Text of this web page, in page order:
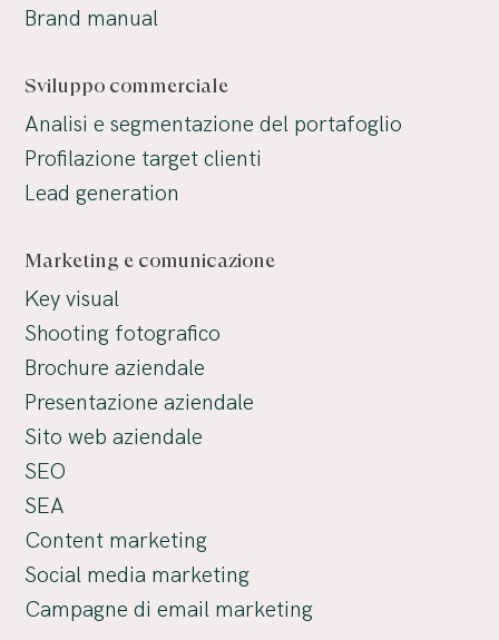
Brand manual
Sviluppo commerciale
Analisi e segmentazione del portafoglio
Profilazione target clienti
Lead generation
Marketing e comunicazione
Key visual
Shooting fotografico
Brochure aziendale
Presentazione aziendale
Sito web aziendale
SEO
SEA
Content marketing
Social media marketing
Campagne di email marketing